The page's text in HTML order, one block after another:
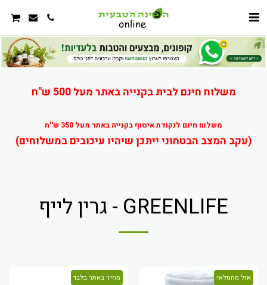
משלוח חינם לבית בקנייה באתר מעל 500 ש"ח
משלוח חינם לנקודת איסוף בקנייה באתר מעל 350 ש''ח
(עקב המצב הבטחוני ייתכן שיהיו עיכובים במשלוחים)
GREENLIFE - גרין לייף
אזל מהמלאי מחיר באתר בלבד